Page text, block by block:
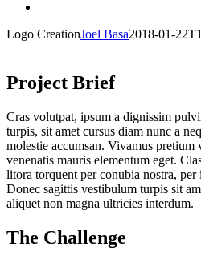
Logo CreationJoel Basa2018-01-
Project Brief
Cras volutpat, ipsum a dignissim
turpis, sit amet cursus diam nunc a
molestie accumsan. Vivamus pretium
venenatis mauris elementum eget.
litora torquent per conubia nostra, per
Donec sagittis vestibulum turpis sit
aliquet non magna ultricies interdum.
The Challenge